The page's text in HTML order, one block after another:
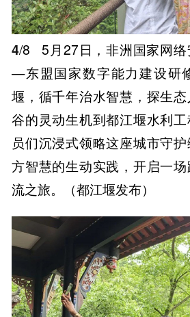
4/8
5月27日，非洲国家网
—东盟国家数字能力建设研
堰，循千年治水智慧，探生
谷的灵动生机到都江堰水利
员们沉浸式领略这座城市守
方智慧的生动实践，开启一
流之旅。（都江堰发布）